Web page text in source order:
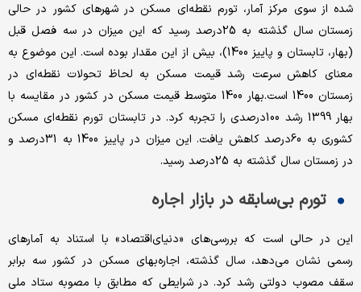
شده از سوی مرکز آمار، تورم نقطه‌‌‌‌ای مسکن در شهرهای کشور در حالی
زمستان سال گذشته به 25‌درصد رسید که این میزان در سه فصل قبل
(بهار، تابستان و پاییز 1400)، بیش از این مقدار بوده است. این موضوع به
معنای کاهش سرعت رشد قیمت مسکن به لحاظ تحولات نقطه‌‌‌‌ای در
زمستان 1400 است.بهار 1400 متوسط قیمت مسکن در کشور در مقایسه با
بهار 1399 رشد 100‌درصدی را تجربه کرد. در تابستان تورم نقطه‌‌‌‌ای مسکن
کشوری به 60‌درصد کاهش یافت. این میزان در پاییز 1400 به 31‌درصد و
در زمستان سال گذشته به 25‌درصد رسید.
تورم بی‌‌‌‌سابقه در بازار اجاره
این در حالی است که بررسی‌‌‌‌های «دنیای‌اقتصاد» با استناد به آمارهای
رسمی نشان می‌دهد، سال گذشته، اجاره‌‌‌‌بهای مسکن در کشور سه برابر
سقف مصوب دولتی رشد کرد. در شرایطی که مطابق با مصوبه ستاد ملی